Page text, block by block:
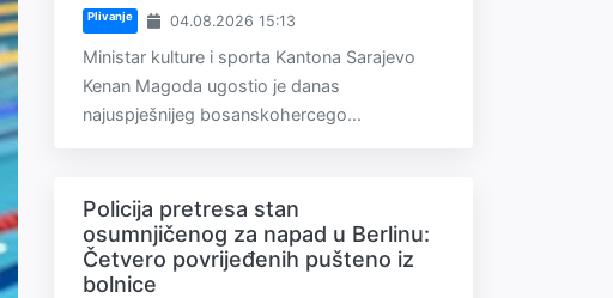
Plivanje 04.08.2026 15:13
Ministar kulture i sporta Kantona Sarajevo
Kenan Magoda ugostio je danas
najuspješnijeg bosanskohercego...
Policija pretresa stan
osumnjičenog za napad u Berlinu:
Četvero povrijeđenih pušteno iz
bolnice